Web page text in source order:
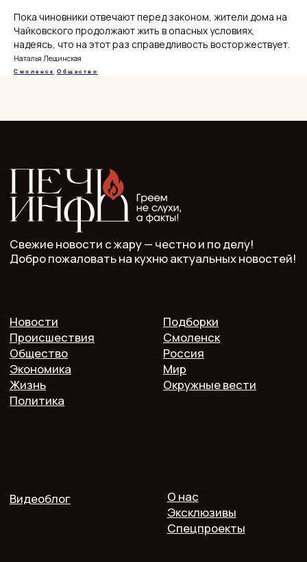
Пока чиновники отвечают перед законом, жители дома на
Чайковского продолжают жить в опасных условиях,
надеясь, что на этот раз справедливость восторжествует.
Наталья Лещинская
Смоленск Общество
2025 @ Печь.Инфо
и указания прямой гиперссылки.
СМИ Печь.Инфо зарегистрировано
в Роскомнадзоре.
Запись в реестре зарегистрированных СМИ:
серия Эл Nº ФС77−89949 oт 15 августа 2025 г.
Учредитель: ООО "Мелодия"
Главный редактор: Кулькова А.С.
Телефон: 7 952 536 3336
Почта: redaktor.pech.info@yandex.ru
с мнением авторов.
Публичная оферта
Пользовательское соглашение
Политика конфиденциальности
Согласие на обработку персональных данных